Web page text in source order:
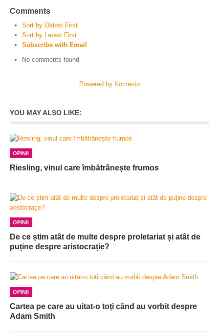
Comments
Sort by Oldest First
Sort by Latest First
Subscribe with Email
No comments found
Powered by Komento
YOU MAY ALSO LIKE:
OPINII
Riesling, vinul care îmbătrânește frumos
OPINII
De ce știm atât de multe despre proletariat și atât de
puține despre aristocrație?
OPINII
Cartea pe care au uitat-o toți când au vorbit despre
Adam Smith